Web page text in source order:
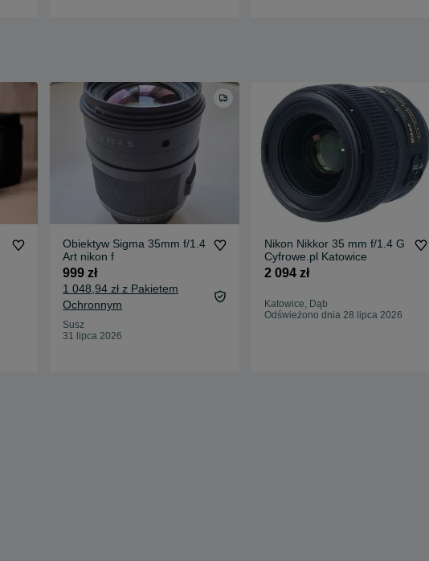
Obiektyw Sigma 35mm f/1.4
Art nikon f
999 zł
1 048,94 zł z Pakietem
Ochronnym
Susz
31 lipca 2026
Nikon Nikkor 35 mm f/1.4 G
Cyfrowe.pl Katowice
2 094 zł
Katowice, Dąb
Odświeżono dnia 28 lipca 2026